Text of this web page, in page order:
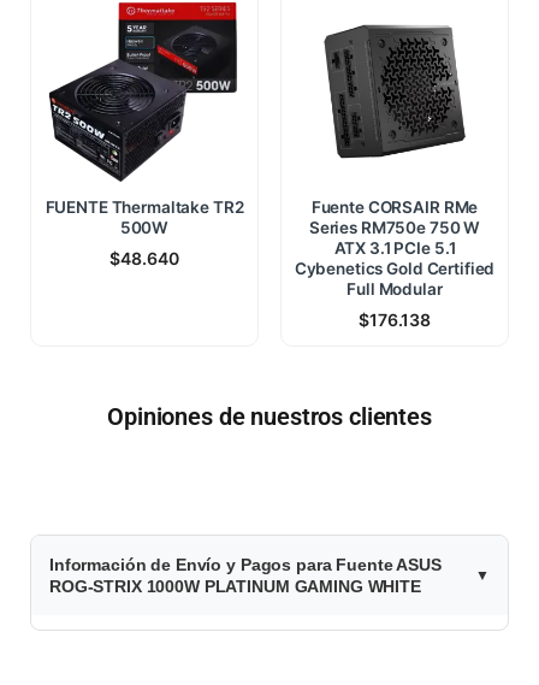
FUENTE Thermaltake TR2
500W
$48.640
Fuente CORSAIR RMe
Series RM750e 750 W
ATX 3.1 PCIe 5.1
Cybenetics Gold Certified
Full Modular
$176.138
Opiniones de nuestros clientes
$
4
2
Información de Envío y Pagos para Fuente ASUS
ROG-STRIX 1000W PLATINUM GAMING WHITE